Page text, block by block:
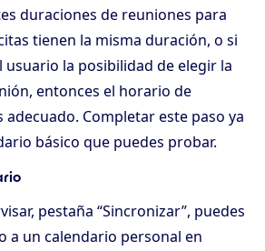
duraciones de reuniones para
tienen la misma duración, o si
usuario la posibilidad de elegir la
entonces el horario de
adecuado. Completar este paso ya
básico que puedes probar.
pestaña “Sincronizar”, puedes
a un calendario personal en